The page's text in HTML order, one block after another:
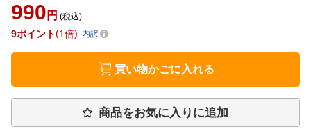
990 円 (税込)
9ポイント 1倍 内訳
買い物かごに入れる
商品をお気に入りに追加